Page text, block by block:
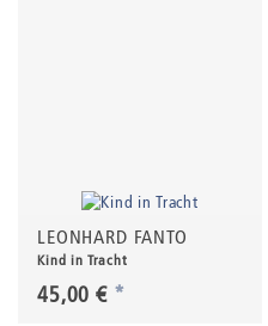
LEONHARD FANTO
Kind in Tracht
45,00 € *